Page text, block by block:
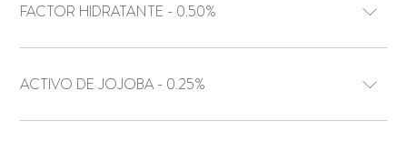
FACTOR HIDRATANTE - 0.50%
ACTIVO DE JOJOBA - 0.25%